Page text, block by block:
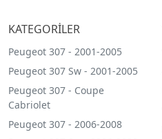
KATEGORİLER
Peugeot 307 - 2001-2005
Peugeot 307 Sw - 2001-2005
Peugeot 307 - Coupe
Cabriolet
Peugeot 307 - 2006-2008